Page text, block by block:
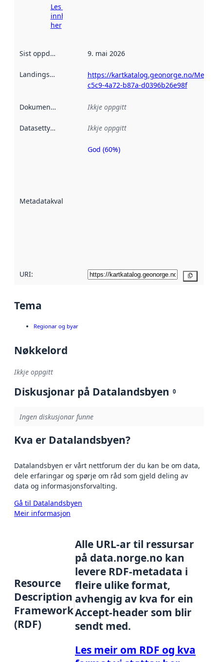
Les meir om
innhenting
her
Sist oppdatert 9. mai 2026
Landingsside
https://kartkatalog.geonorge.no/
c5c9-4a72-b87a-d0396b26e98f
Dokumentasjon Ikkje oppgitt
Datasettype Ikkje oppgitt
Metadatakvalitet
Metadatakvalitet
God (60%)
URI:
Tema
Regionar og byar
Nøkkelord
Ikkje oppgitt
Diskusjonar på Datalandsbyen 0
Ingen diskusjonar funne
Kva er Datalandsbyen?
Datalandsbyen er vårt nettforum der du kan be om data,
dele erfaringar og spørje om råd som gjeld deling av
data og informasjonsforvalting.
Gå til Datalandsbyen
Meir informasjon
Resource
Description
Framework
(RDF)
Alle URL-ar til ressursar
på data.norge.no kan
levere RDF-metadata i
fleire ulike format,
avhengig av kva for ein
Accept-header som blir
sendt med.
Les meir om RDF og kva